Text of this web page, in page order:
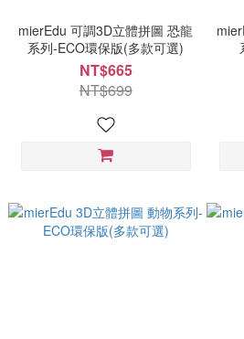
mierEdu 可調3D立體拼圖 恐龍
系列-ECO環保版(多款可選)
NT$665
NT$699